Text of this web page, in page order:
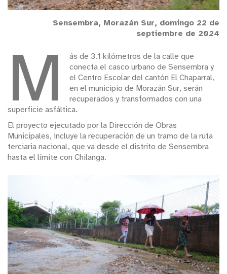
Sensembra, Morazán Sur, domingo 22 de
septiembre de 2024
M
ás de 3.1 kilómetros de la calle que
conecta el casco urbano de Sensembra y
el Centro Escolar del cantón El Chaparral,
en el municipio de Morazán Sur, serán
recuperados y transformados con una
superficie asfáltica.
El proyecto ejecutado por la Dirección de Obras
Municipales, incluye la recuperación de un tramo de la ruta
terciaria nacional, que va desde el distrito de Sensembra
hasta el límite con Chilanga.